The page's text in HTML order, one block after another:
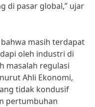
di pasar global,” ujar
masih terdapat
oleh industri di
masalah regulasi
Ahli Ekonomi,
tidak kondusif
pertumbuhan